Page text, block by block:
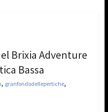
Brixia Adventure
Bassa
, granfondodellepertiche,